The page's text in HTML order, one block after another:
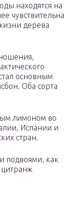
находятся на
чувствительна
дерева
основным
Оба сорта
лимоном во
Испании и
стран.
подвоями, как